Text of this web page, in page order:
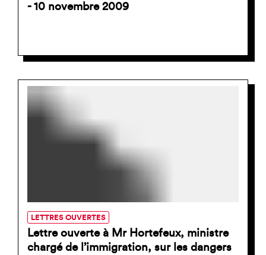
- 10 novembre 2009
LETTRES OUVERTES
Lettre ouverte à Mr Hortefeux, ministre
chargé de l’immigration, sur les dangers